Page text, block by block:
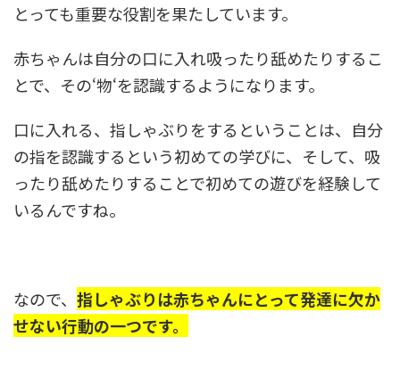
とっても重要な役割を果たしています。
赤ちゃんは自分の口に入れ吸ったり舐めたりするこ
とで、その‘物‘を認識するようになります。
口に入れる、指しゃぶりをするということは、自分
の指を認識するという初めての学びに、そして、吸
ったり舐めたりすることで初めての遊びを経験して
いるんですね。
なので、 指しゃぶりは赤ちゃんにとって発達に欠か
せない行動の一つです。